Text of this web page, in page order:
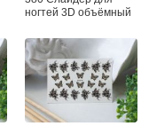
ногтей 3D объёмный